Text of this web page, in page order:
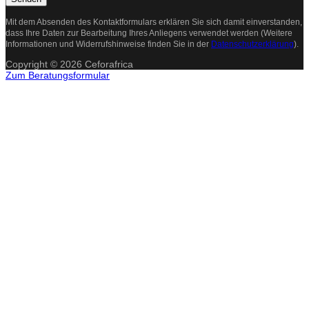
Mit dem Absenden des Kontaktformulars erklären Sie sich damit einverstanden,
dass Ihre Daten zur Bearbeitung Ihres Anliegens verwendet werden (Weitere
Informationen und Widerrufshinweise finden Sie in der Datenschutzerklärung).
Copyright © 2026 Ceforafrica
Zum Beratungsformular